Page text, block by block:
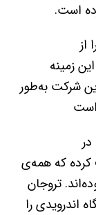
است.
زمینه
شرکت به‌طور
را در
کرده که همه‌ی
تروجان
میلیون دستگاه اندرویدی را